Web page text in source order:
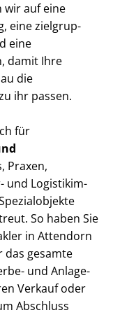
wir auf eine
eine ziel­grup­
eine
damit Ihre
die
ihr passen.
für
Praxen,
und Lo­gis­tik­im­
So haben Sie
in Attendorn
das gesamte
und An­la­ge­
Verkauf oder
Abschluss